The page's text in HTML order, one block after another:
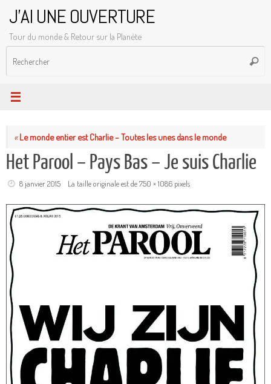
contenu
J'AI UNE OUVERTURE
Tour du monde & Retour sur la Planète
«Le monde entier est Charlie – Toutes les unes dans le monde
Het Parool – Pays Bas – Je suis Charlie
8 janvier 2015 La taille originale est de750 × 1086pixels